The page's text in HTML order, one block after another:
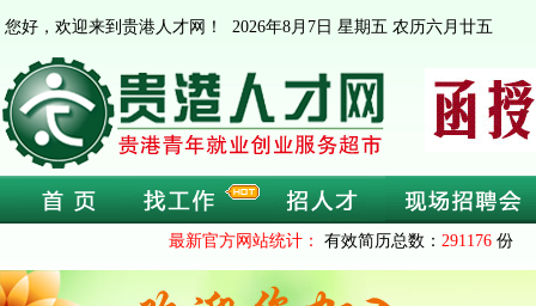
您好，欢迎来到贵港人才网！ 2026年8月7日 星期五 农历六月廿五
最新官方网站统计： 有效简历总数： 291176 份